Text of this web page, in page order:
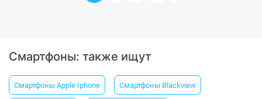
Смартфоны: также ищут
Смартфоны Apple Iphone Смартфоны Blackview